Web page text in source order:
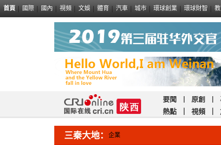
首頁 國際 國內 視頻 文娛 體育 汽車 城市 環球創業 環球財智
要聞 原創
熱點
視頻
三秦大地： 企業